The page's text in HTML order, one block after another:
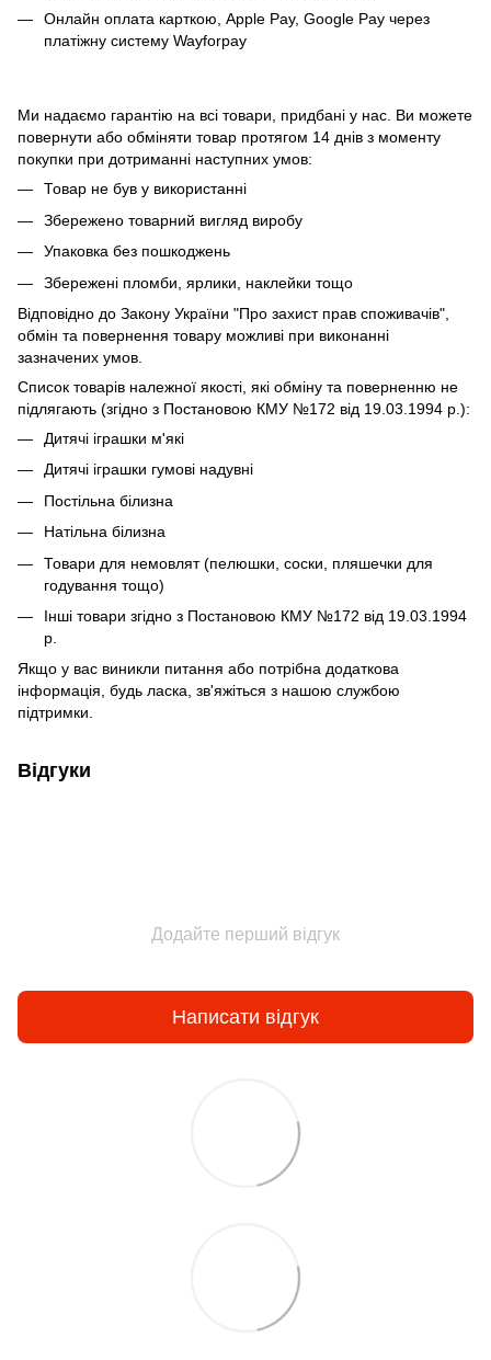
Онлайн оплата карткою, Apple Pay, Google Pay через
платіжну систему Wayforpay
Ми надаємо гарантію на всі товари, придбані у нас. Ви можете
повернути або обміняти товар протягом 14 днів з моменту
покупки при дотриманні наступних умов:
Товар не був у використанні
Збережено товарний вигляд виробу
Упаковка без пошкоджень
Збережені пломби, ярлики, наклейки тощо
Відповідно до Закону України "Про захист прав споживачів",
обмін та повернення товару можливі при виконанні
зазначених умов.
Список товарів належної якості, які обміну та поверненню не
підлягають (згідно з Постановою КМУ №172 від 19.03.1994 р.):
Дитячі іграшки м'які
Дитячі іграшки гумові надувні
Постільна білизна
Натільна білизна
Товари для немовлят (пелюшки, соски, пляшечки для
годування тощо)
Інші товари згідно з Постановою КМУ №172 від 19.03.1994
р.
Якщо у вас виникли питання або потрібна додаткова
інформація, будь ласка, зв'яжіться з нашою службою
підтримки.
Відгуки
Додайте перший відгук
Написати відгук